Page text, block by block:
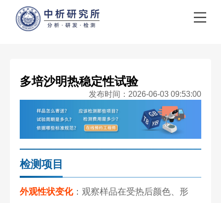
多培沙明热稳定性试验
发布时间：2026-06-03 09:53:00
检测项目
外观性状变化：观察样品在受热后颜色、形